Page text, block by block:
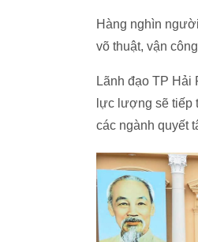
Hàng nghìn
võ thuật, vận
Lãnh đạo TP Hải
lực lượng sẽ tiếp
các ngành quyết